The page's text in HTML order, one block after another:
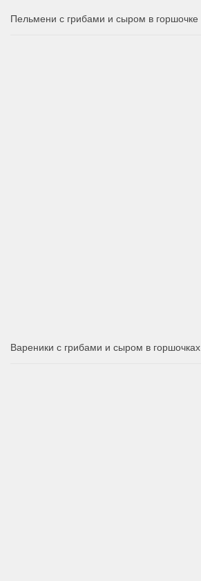
Пельмени с грибами и сыром в горшочке
Вареники с грибами и сыром в горшочках